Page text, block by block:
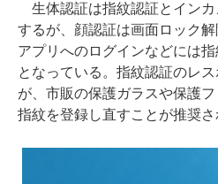
生体認証は指紋認証とイン
するが、顔認証は画面ロック
アプリへのログインなどには
となっている。指紋認証のレ
が、市販の保護ガラスや保護フ
指紋を登録し直すことが推奨さ